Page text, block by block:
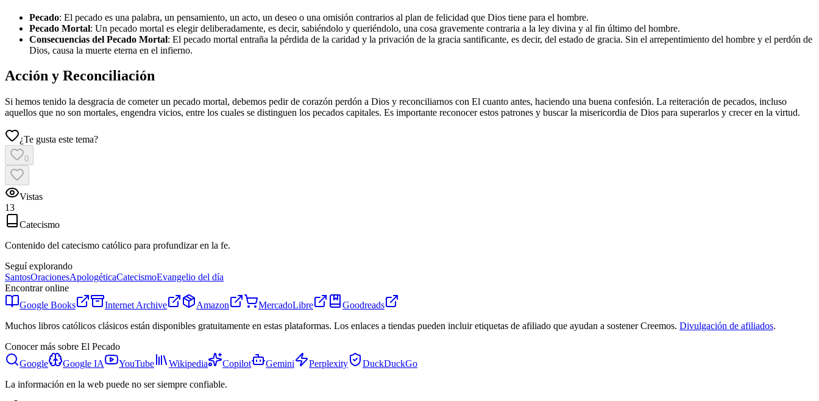
Pecado: El pecado es una palabra, un pensamiento, un acto, un deseo o una omisión contrarios al plan de felicidad que Dios tiene para el hombre.
Pecado Mortal: Un pecado mortal es elegir deliberadamente, es decir, sabiéndolo y queriéndolo, una cosa gravemente contraria a la ley divina y al fin último del hombre.
Consecuencias del Pecado Mortal: El pecado mortal entraña la pérdida de la caridad y la privación de la gracia santificante, es decir, del estado de gracia. Sin el arrepentimiento del hombre y el perdón de
Dios, causa la muerte eterna en el infierno.
Acción y Reconciliación
Si hemos tenido la desgracia de cometer un pecado mortal, debemos pedir de corazón perdón a Dios y reconciliarnos con El cuanto antes, haciendo una buena confesión. La reiteración de pecados, incluso
aquellos que no son mortales, engendra vicios, entre los cuales se distinguen los pecados capitales. Es importante reconocer estos patrones y buscar la misericordia de Dios para superarlos y crecer en la virtud.
¿Te gusta este tema?
0
Vistas
13
Catecismo
Contenido del catecismo católico para profundizar en la fe.
Seguí explorando
SantosOracionesApologéticaCatecismoEvangelio del día
Encontrar online
Google Books
Internet Archive Amazon MercadoLibre
Goodreads
Muchos libros católicos clásicos están disponibles gratuitamente en estas plataformas. Los enlaces a tiendas pueden incluir etiquetas de afiliado que ayudan a sostener Creemos. Divulgación de afiliados.
Conocer más sobre El Pecado
Google
Google IA YouTube Wikipedia Copilot Gemini Perplexity
DuckDuckGo
La información en la web puede no ser siempre confiable.